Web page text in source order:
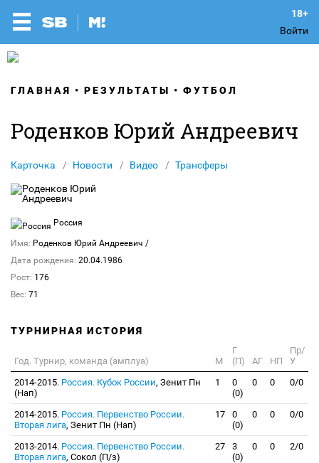
Войти
ГЛАВНАЯ РЕЗУЛЬТАТЫ ФУТБОЛ
Роденков Юрий Андреевич
Карточка Новости Видео Трансферы
Россия
Имя: Роденков Юрий Андреевич /
Дата рождения: 20.04.1986
Рост: 176
Вес: 71
ТУРНИРНАЯ ИСТОРИЯ
Год. Турнир, команда (амплуа) М
Г
(П)
АГ НП
Пр/
У
2014-2015. Россия. Кубок России, Зенит Пн
(Нап)
1
0
(0)
0 0 0/0
2014-2015. Россия. Первенство России.
Вторая лига, Зенит Пн (Нап)
17
0
(0)
0 0 0/0
2013-2014. Россия. Первенство России.
Вторая лига, Сокол (П/з)
27
3
(0)
0 0 2/0